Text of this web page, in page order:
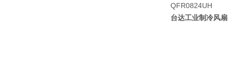
QFR0824UH
台达工业制冷风